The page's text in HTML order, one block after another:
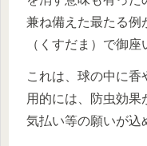
兼ね備えた最たる例
（くすだま）で御座
これは、球の中に香
用的には、防虫効果
気払い等の願いが込